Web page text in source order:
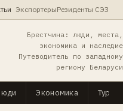
ЭкспортерыРезиденты СЭЗ
Брестчина: люди, места,
экономика и наследие
Путеводитель по западному
региону Беларуси
Экономика